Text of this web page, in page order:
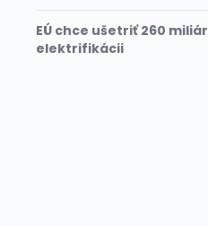
EÚ chce ušetriť 260
elektrifikácii